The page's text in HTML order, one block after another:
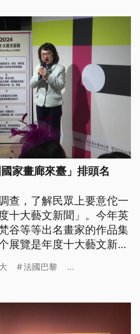
家畫廊來臺」排頭名
查，了解民眾上要意佗一
十大藝文新聞」。今年英
谷等等出名畫家的作品集
展覽是年度十大藝文新聞
文化，也入選十大藝文新
法國巴黎 ...